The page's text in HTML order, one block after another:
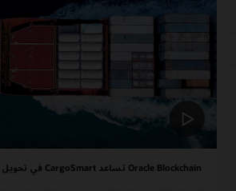
Oracle Blockchain تساعد CargoSmart في تحويل الشحن (1:03)